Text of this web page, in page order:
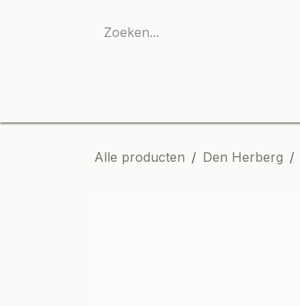
Alle producten Den Herberg